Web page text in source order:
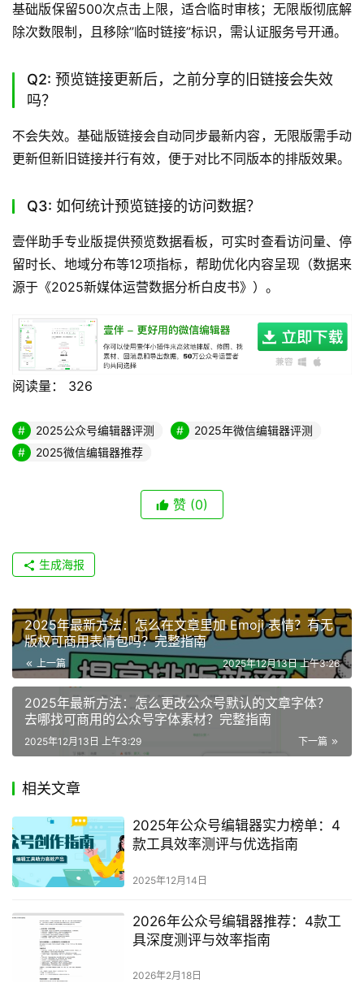
基础版保留500次点击上限，适合临时审核；无限版彻底解
除次数限制，且移除”临时链接”标识，需认证服务号开通。
Q2: 预览链接更新后，之前分享的旧链接会失效
吗？
不会失效。基础版链接会自动同步最新内容，无限版需手动
更新但新旧链接并行有效，便于对比不同版本的排版效果。
Q3: 如何统计预览链接的访问数据？
壹伴助手专业版提供预览数据看板，可实时查看访问量、停
留时长、地域分布等12项指标，帮助优化内容呈现（数据来
源于《2025新媒体运营数据分析白皮书》）。
阅读量： 326
2025公众号编辑器评测
2025年微信编辑器评测
2025微信编辑器推荐
赞 (0)
生成海报
2025年最新方法：怎么在文章里加 Emoji 表情？有无
版权可商用表情包吗？完整指南
上一篇 2025年12月13日 上午3:26
2025年最新方法：怎么更改公众号默认的文章字体？
去哪找可商用的公众号字体素材？完整指南
下一篇
2025年12月13日 上午3:29
相关文章
2025年公众号编辑器实力榜单：4
款工具效率测评与优选指南
2025年12月14日
2026年公众号编辑器推荐：4款工
具深度测评与效率指南
2026年2月18日